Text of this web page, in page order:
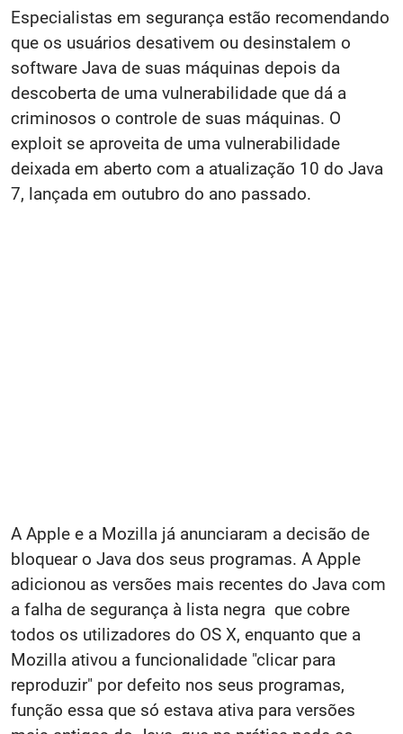
Especialistas em segurança estão recomendando
que os usuários desativem ou desinstalem o
software Java de suas máquinas depois da
descoberta de uma vulnerabilidade que dá a
criminosos o controle de suas máquinas. O
exploit se aproveita de uma vulnerabilidade
deixada em aberto com a atualização 10 do Java
7, lançada em outubro do ano passado.
A Apple e a Mozilla já anunciaram a decisão de
bloquear o Java dos seus programas. A Apple
adicionou as versões mais recentes do Java com
a falha de segurança à lista negra que cobre
todos os utilizadores do OS X, enquanto que a
Mozilla ativou a funcionalidade "clicar para
reproduzir" por defeito nos seus programas,
função essa que só estava ativa para versões